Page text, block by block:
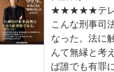
★★★★★テレ東
こんな刑事司
なった。法に
んて無縁と考
ば誰でも有罪